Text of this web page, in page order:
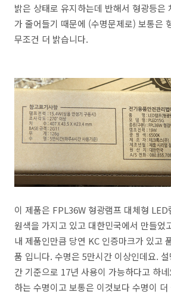
밝은 상태로 유지하는데 반해서 형광등은
가 줄어들기 때문에 (수명문제로) 보통은
무조건 더 밝습니다.
이 제품은 FPL36W 형광램프 대체형
원색을 가지고 있고 대한민국에서 만들었
내 제품인만큼 당연 KC 인증마크가 있고
품 입니다. 수명은 5만시간 이상인데요.
간 기준으로 17년 사용이 가능하다고 하
하는 수명이고 보통은 이것보다 수명이